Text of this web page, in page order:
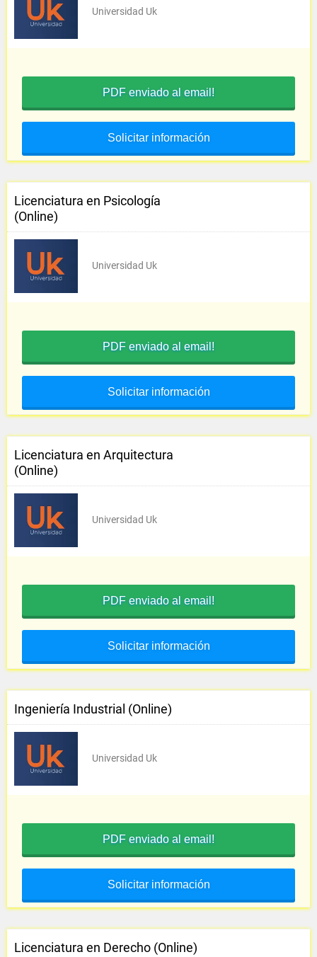
Universidad Uk
PDF enviado al email!
Solicitar información
Licenciatura en Psicología
(Online)
Universidad Uk
PDF enviado al email!
Solicitar información
Licenciatura en Arquitectura
(Online)
Universidad Uk
PDF enviado al email!
Solicitar información
Ingeniería Industrial (Online)
Universidad Uk
PDF enviado al email!
Solicitar información
Licenciatura en Derecho (Online)